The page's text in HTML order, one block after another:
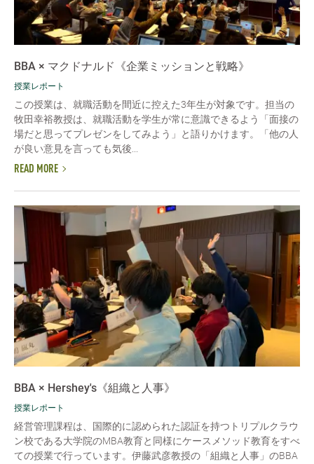
BBA × マクドナルド《企業ミッションと戦略》
授業レポート
この授業は、就職活動を間近に控えた3年生が対象です。担当の
牧田幸裕教授は、就職活動を学生が常に意識できるよう「面接の
場だと思ってプレゼンをしてみよう」と語りかけます。「他の人
が良い意見を言っても気後...
READ MORE
BBA × Hershey's《組織と人事》
授業レポート
経営管理課程は、国際的に認められた認証を持つトリプルクラウ
ン校である大学院のMBA教育と同様にケースメソッド教育をすべ
ての授業で行っています。伊藤武彦教授の「組織と人事」のBBA